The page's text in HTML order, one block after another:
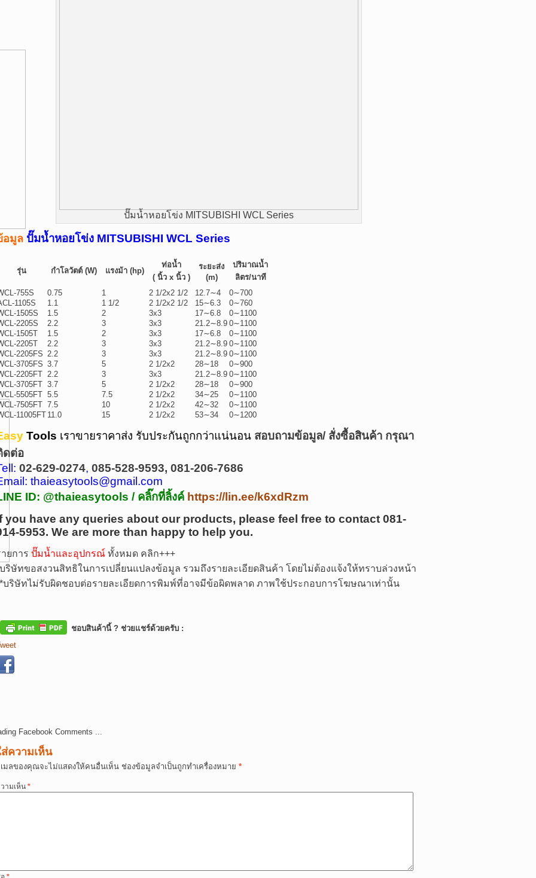
ปั๊มน้ำหอยโข่ง MITSUBISHI WCL Series
อมูล ปั๊มน้ำหอยโข่ง MITSUBISHI WCL Series
รุ่น กำโลวัตต์ (W) แรงม้า (hp)
ท่อน้ำ
( นิ้ว x นิ้ว )
ระยะส่ง
(m)
ปริมาณน้ำ
ลิตร/นาที
755S
0.75 1 2 1/2x2 1/2 12.7∼4
0∼700
1105S
1.1 1 1/2 2 1/2x2 1/2 15∼6.3
0∼760
1505S
1.5 2 3x3 17∼6.8
0∼1100
2205S
2.2 3 3x3 21.2∼8.9 0∼1100
1505T
1.5 2 3x3 17∼6.8
0∼1100
2205T
2.2 3 3x3 21.2∼8.9 0∼1100
2205FS 2.2 3 3x3 21.2∼8.9 0∼1100
3705FS 3.7 5 2 1/2x2 28∼18
0∼900
2205FT 2.2 3 3x3 21.2∼8.9 0∼1100
3705FT 3.7 5 2 1/2x2 28∼18
0∼900
5505FT 5.5 7.5 2 1/2x2 34∼25
0∼1100
7505FT 7.5 10 2 1/2x2 42∼32
0∼1100
11005FT 11.0 15 2 1/2x2 53∼34 0∼1200
Tools เราขายราคาส่ง รับประกันถูกกว่าแน่นอน สอบถามข้อมูล/ สั่งซื้อสินค้า กรุณา
ดต่อ
02-629-0274, 085-528-9593, 081-206-7686
thaieasytools@gmail.com
ID: @thaieasytools / คลิ๊กที่ลิ้งค์ https://lin.ee/k6xdRzm
you have any queries about our products, please feel free to contact 081-
5953. We are more than happy to help you.
ยการ ปั๊มน้ำและอุปกรณ์ ทั้งหมด คลิก+++
บริษัทขอสงวนสิทธิในการเปลี่ยนแปลงข้อมูล รวมถึงรายละเอียดสินค้า โดยไม่ต้องแจ้งให้ทราบล่วงหน้า
บริษัทไม่รับผิดชอบต่อรายละเอียดการพิมพ์ที่อาจมีข้อผิดพลาด ภาพใช้ประกอบการโฆษณาเท่านั้น
ชอบสินค้านี้ ? ช่วยแชร์ด้วยครับ :
Facebook Comments ...
ส่ความเห็น
มลของคุณจะไม่แสดงให้คนอื่นเห็น ช่องข้อมูลจำเป็นถูกทำเครื่องหมาย *
ามเห็น *